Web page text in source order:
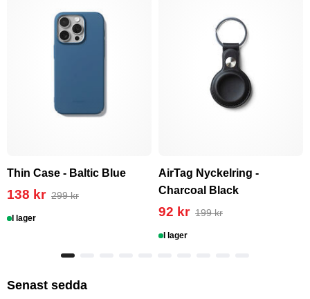
Thin Case - Baltic Blue
138 kr 299 kr
I lager
AirTag Nyckelring -
Charcoal Black
92 kr 199 kr
I lager
Senast sedda